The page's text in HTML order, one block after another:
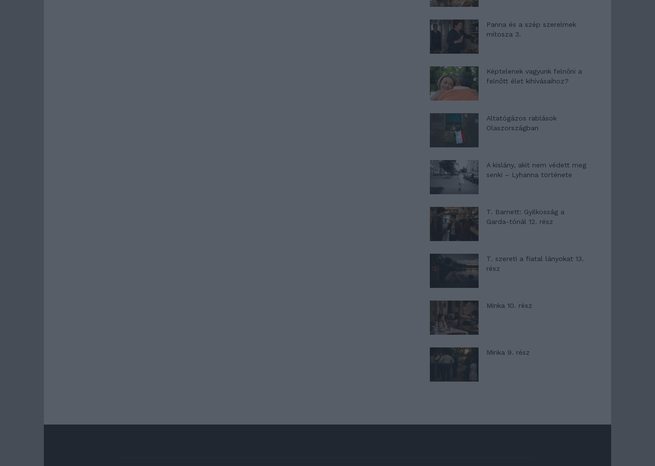
Panna és a szép szerelmek
mítosza 3.
Képtelenek vagyunk felnőni a
felnőtt élet kihívásaihoz?
Altatógázos rablások
Olaszországban
A kislány, akit nem védett meg
senki – Lyhanna története
T. Barnett: Gyilkosság a
Garda-tónál 12. rész
T. szereti a fiatal lányokat 13.
rész
Minka 10. rész
Minka 9. rész